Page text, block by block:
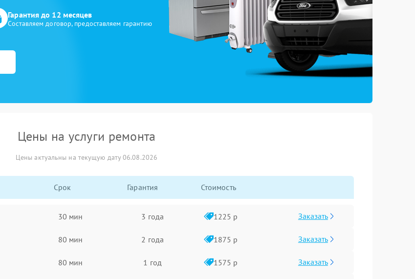
Гарантия до 12 месяцев
Составляем договор, предоставляем гарантию
Цены на услуги ремонта
Цены актуальны на текущую дату 06.08.2026
Срок Гарантия Стоимость
30 мин 3 года 1225 р Заказать
80 мин 2 года 1875 р Заказать
80 мин 1 год 1575 р Заказать